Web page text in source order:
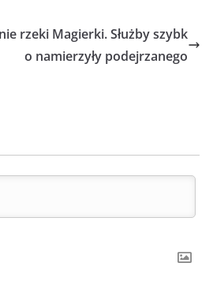
rzeki Magierki. Służby szybk
o namierzyły podejrzanego